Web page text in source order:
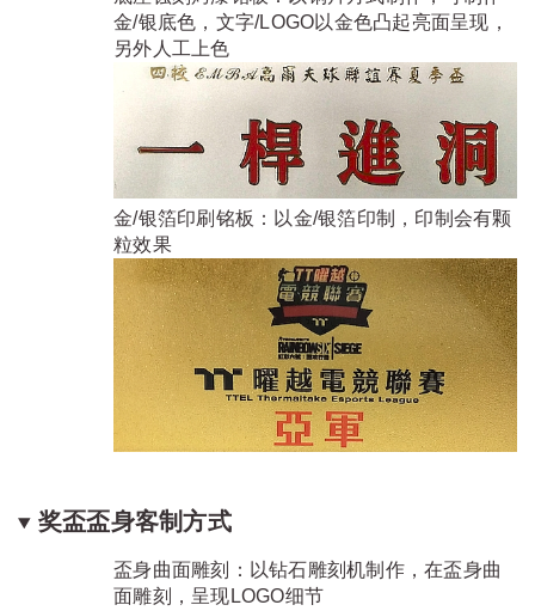
金/银底色，文字/LOGO以金色凸起亮面呈现，
另外人工上色
金/银箔印刷铭板：以金/银箔印制，印制会有颗
粒效果
奖盃盃身客制方式
盃身曲面雕刻：以钻石雕刻机制作，在盃身曲
面雕刻，呈现LOGO细节